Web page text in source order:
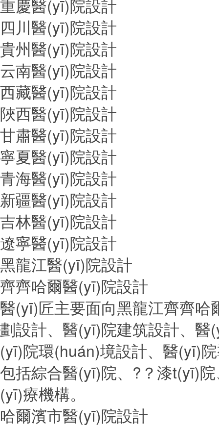
重慶醫(yī)院設計
四川醫(yī)院設計
貴州醫(yī)院設計
云南醫(yī)院設計
西藏醫(yī)院設計
陜西醫(yī)院設計
甘肅醫(yī)院設計
寧夏醫(yī)院設計
青海醫(yī)院設計
新疆醫(yī)院設計
吉林醫(yī)院設計
遼寧醫(yī)院設計
黑龍江醫(yī)院設計
齊齊哈爾醫(yī)院設計
醫(yī)匠主要面向黑龍江齊齊哈
劃設計、醫(yī)院建筑設計、
(yī)院環(huán)境設計、醫(yī)
包括綜合醫(yī)院、?？漆t(yī)
(yī)療機構。
哈爾濱市醫(yī)院設計